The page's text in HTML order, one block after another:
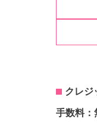
クレジ
手数料：